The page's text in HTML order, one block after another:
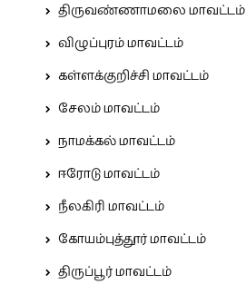
திருவண்ணாமலை மாவட்டம்
விழுப்புரம் மாவட்டம்
கள்ளக்குறிச்சி மாவட்டம்
சேலம் மாவட்டம்
நாமக்கல் மாவட்டம்
ஈரோடு மாவட்டம்
நீலகிரி மாவட்டம்
கோயம்புத்தூர் மாவட்டம்
திருப்பூர் மாவட்டம்